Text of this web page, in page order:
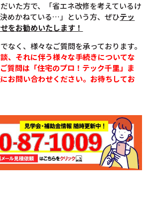
いた方で、「省エネ改修を考えているけ
めかねている…」という方、ぜひテッ
をお勧めいたします！
なく、様々なご質問を承っております。
、それに伴う様々な手続きについてな
質問は「住宅のプロ！テック千里」ま
お問い合わせください。お待ちしてお